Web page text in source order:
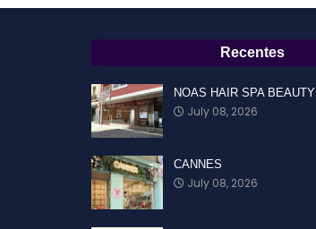
Recentes
NOAS HAIR SPA BEAUTY
July 08, 2026
CANNES
July 08, 2026